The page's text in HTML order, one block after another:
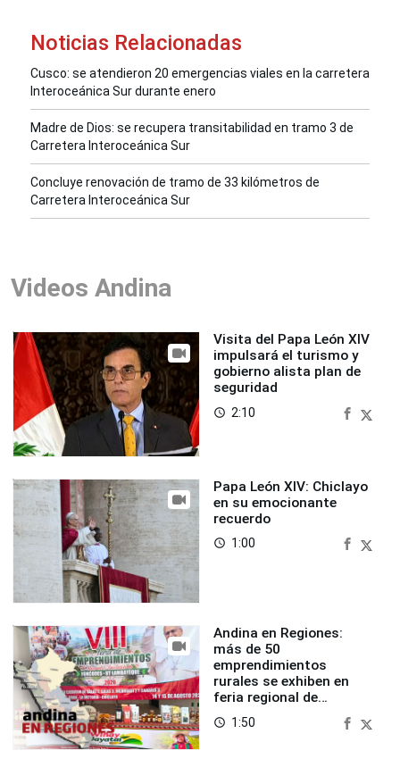
Noticias Relacionadas
Cusco: se atendieron 20 emergencias viales en la carretera
Interoceánica Sur durante enero
Madre de Dios: se recupera transitabilidad en tramo 3 de
Carretera Interoceánica Sur
Concluye renovación de tramo de 33 kilómetros de
Carretera Interoceánica Sur
Videos Andina
Visita del Papa León XIV
impulsará el turismo y
gobierno alista plan de
seguridad
access_time 2:10
Papa León XIV: Chiclayo
en su emocionante
recuerdo
access_time 1:00
Andina en Regiones:
más de 50
emprendimientos
rurales se exhiben en
feria regional de
Foncodes
access_time 1:50